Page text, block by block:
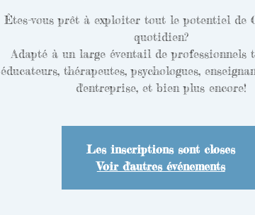
Êtes-vous prêt à exploiter tout le potentiel de
quotidien?
Adapté à un large éventail de professionnels
éducateurs, thérapeutes, psychologues,
Les inscriptions sont closes
Voir d'autres événements